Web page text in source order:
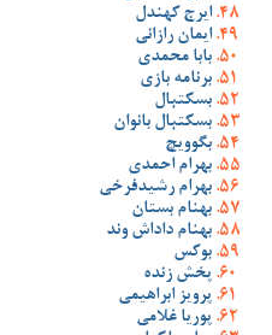
ایرج کهندل
ایمان رازانی
بابا محمدی
برنامه بازی
بسکتبال
بسکتبال بانوان
بگوویچ
بهرام احمدی
بهرام رشیدفرخی
بهنام بستان
بهنام داداش وند
بوکس
پخش زنده
پرویز ابراهیمی
پوریا غلامی